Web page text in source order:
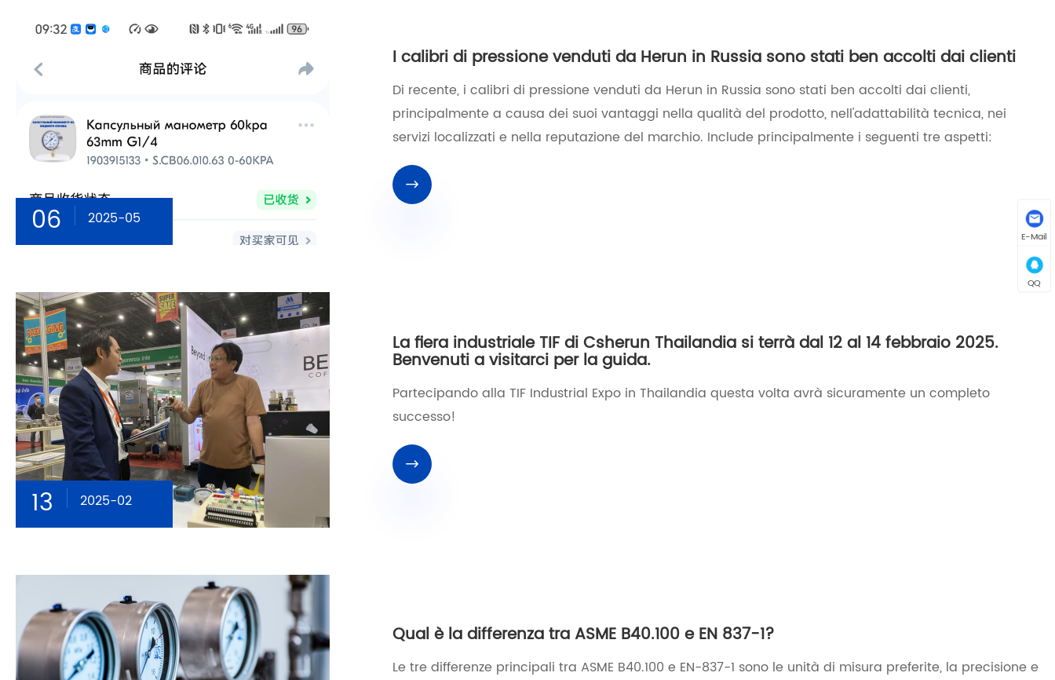
06 2025-05
I calibri di pressione venduti da Herun in Russia sono stati ben accolti dai clienti
Di recente, i calibri di pressione venduti da Herun in Russia sono stati ben accolti dai clienti,
principalmente a causa dei suoi vantaggi nella qualità del prodotto, nell'adattabilità tecnica, nei
servizi localizzati e nella reputazione del marchio. Include principalmente i seguenti tre aspetti:

13 2025-02
La fiera industriale TIF di Csherun Thailandia si terrà dal 12 al 14 febbraio 2025.
Benvenuti a visitarci per la guida.
Partecipando alla TIF Industrial Expo in Thailandia questa volta avrà sicuramente un completo
successo!

Qual è la differenza tra ASME B40.100 e EN 837-1?
Le tre differenze principali tra ASME B40.100 e EN-837-1 sono le unità di misura preferite, la precisione e
E-Mail
QQ